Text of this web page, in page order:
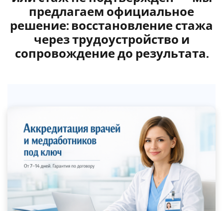
предлагаем официальное
решение: восстановление стажа
через трудоустройство и
сопровождение до результата.